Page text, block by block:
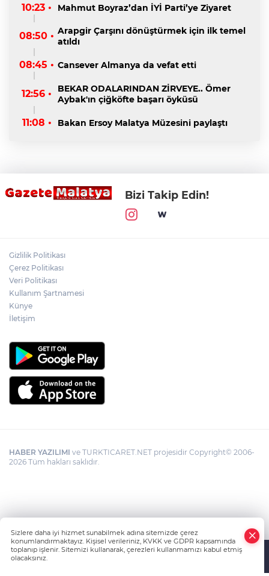
10:23 • Mahmut Boyraz’dan İYİ Parti’ye Ziyaret
08:50 • Arapgir Çarşını dönüştürmek için ilk temel
atıldı
08:45 • Cansever Almanya da vefat etti
12:56 •
BEKAR ODALARINDAN ZİRVEYE.. Ömer
Aybak'ın çiğköfte başarı öyküsü
11:08 • Bakan Ersoy Malatya Müzesini paylaştı
Bizi Takip Edin!
Gizlilik Politikası
Çerez Politikası
Veri Politikası
Kullanım Şartnamesi
Künye
İletişim
HABER YAZILIMI ve TURKTICARET.NET projesidir Copyright© 2006-
2026 Tüm hakları saklıdır.
Sizlere daha iyi hizmet sunabilmek adına sitemizde çerez
konumlandırmaktayız. Kişisel verileriniz, KVKK ve GDPR kapsamında
toplanıp işlenir. Sitemizi kullanarak, çerezleri kullanmamızı kabul etmiş
olacaksınız.